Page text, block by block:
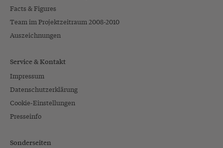
Facts & Figures
Team im Projektzeitraum 2008-2010
Auszeichnungen
Service & Kontakt
Impressum
Datenschutzerklärung
Cookie-Einstellungen
Presseinfo
Sonderseiten